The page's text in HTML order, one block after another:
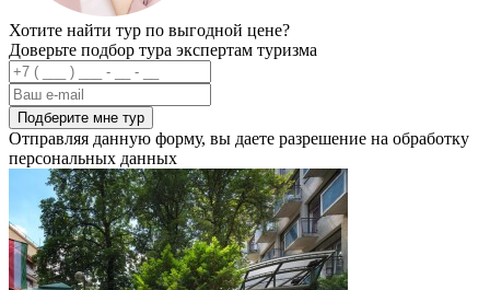
Хотите найти тур по выгодной цене?
Доверьте подбор тура экспертам туризма
Подберите мне тур
Отправляя данную форму, вы даете разрешение на обработку
персональных данных